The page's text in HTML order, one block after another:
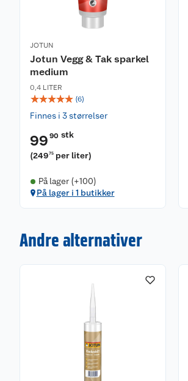
JOTUN
Jotun Vegg & Tak sparkel
medium
0,4 LITER
☆☆☆☆☆ (6)
Finnes i 3 størrelser
99 90 stk
(24975 per liter)
På lager (+100)
På lager i 1 butikker
Andre alternativer